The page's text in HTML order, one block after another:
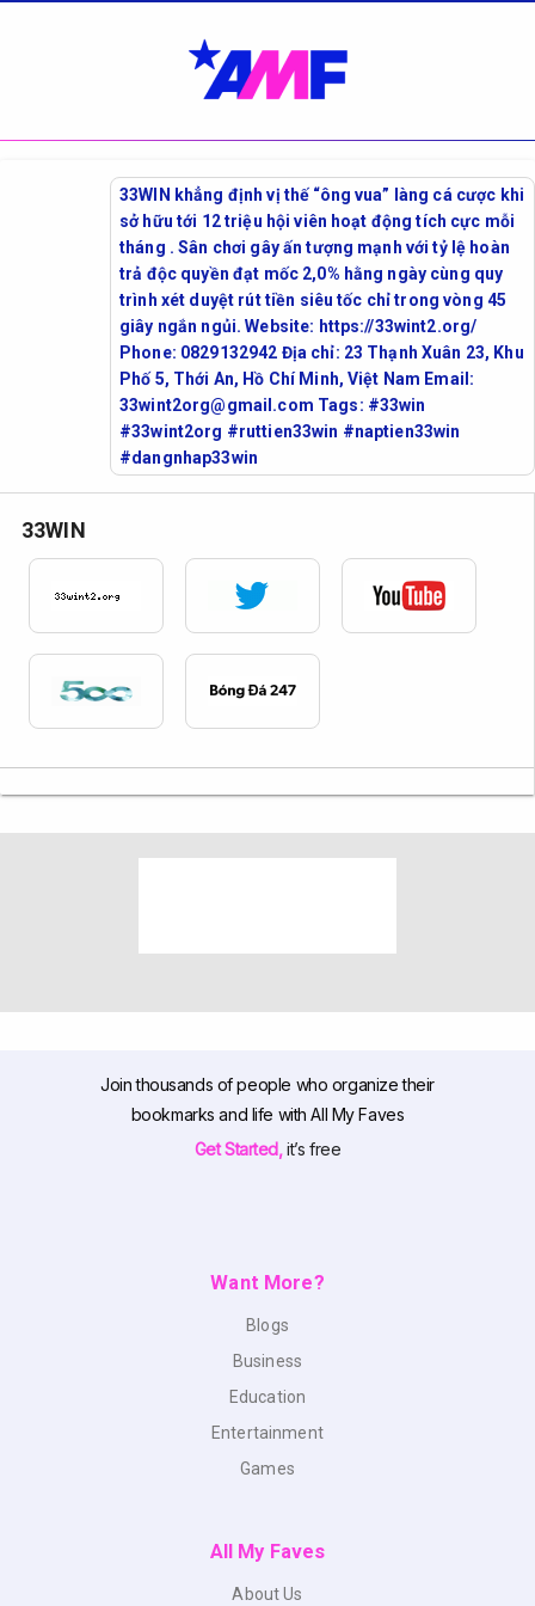
33WIN khẳng định vị thế “ông vua” làng cá cược khi
sở hữu tới 12 triệu hội viên hoạt động tích cực mỗi
tháng . Sân chơi gây ấn tượng mạnh với tỷ lệ hoàn
trả độc quyền đạt mốc 2,0% hằng ngày cùng quy
trình xét duyệt rút tiền siêu tốc chỉ trong vòng 45
giây ngắn ngủi. Website: https://33wint2.org/
Phone: 0829132942 Địa chỉ: 23 Thạnh Xuân 23, Khu
Phố 5, Thới An, Hồ Chí Minh, Việt Nam Email:
33wint2org@gmail.com Tags: #33win
#33wint2org #ruttien33win #naptien33win
#dangnhap33win
33WIN
Join thousands of people who organize their
bookmarks and life with All My Faves
Get Started,it’s free
Want More?
Blogs
Business
Education
Entertainment
Games
All My Faves
About Us